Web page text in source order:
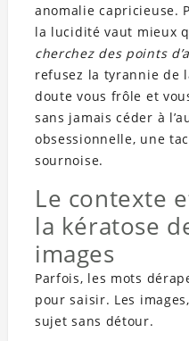
anomalie capricieuse.
la lucidité vaut mieux
cherchez des points
refusez la tyrannie de
doute vous frôle et
sans jamais céder à
obsessionnelle, une
sournoise.
Le contexte
la kératose
images
Parfois, les mots
pour saisir. Les
sujet sans détour.